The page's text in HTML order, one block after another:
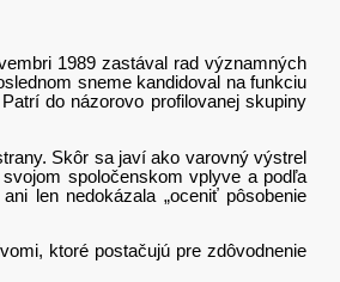
1989 zastával rad významných
sneme kandidoval na funkciu
do názorovo profilovanej skupiny
Skôr sa javí ako varovný výstrel
spoločenskom vplyve a podľa
len nedokázala „oceniť pôsobenie
ktoré postačujú pre zdôvodnenie